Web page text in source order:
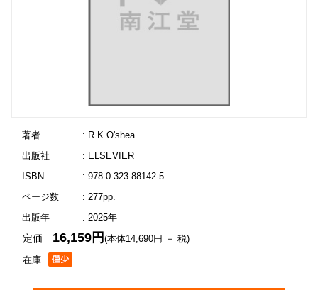
著者
: R.K.O'shea
出版社
: ELSEVIER
ISBN
: 978-0-323-88142-5
ページ数
: 277pp.
出版年
: 2025年
在庫
定価 16,159円(本体14,690円 ＋ 税)